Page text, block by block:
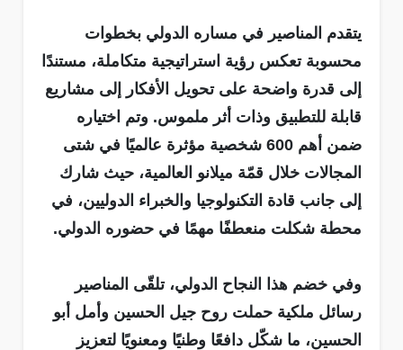
يتقدم المناصير في مساره الدولي بخطوات
محسوبة تعكس رؤية استراتيجية متكاملة، مستندًا
إلى قدرة واضحة على تحويل الأفكار إلى مشاريع
قابلة للتطبيق وذات أثر ملموس. وتم اختياره
ضمن أهم 600 شخصية مؤثرة عالميًا في شتى
المجالات خلال قمّة ميلانو العالمية، حيث شارك
إلى جانب قادة التكنولوجيا والخبراء الدوليين، في
محطة شكلت منعطفًا مهمًا في حضوره الدولي.
وفي خضم هذا النجاح الدولي، تلقّى المناصير
رسائل ملكية حملت روح جيل الحسين وأمل أبو
الحسين، ما شكّل دافعًا وطنيًا ومعنويًا لتعزيز